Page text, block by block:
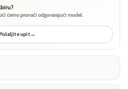
ćemo pronaći odgovarajući model.
upit→